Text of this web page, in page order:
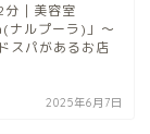
分｜美容室
ナルプーラ)」～
スパがあるお店
2025年6月7日